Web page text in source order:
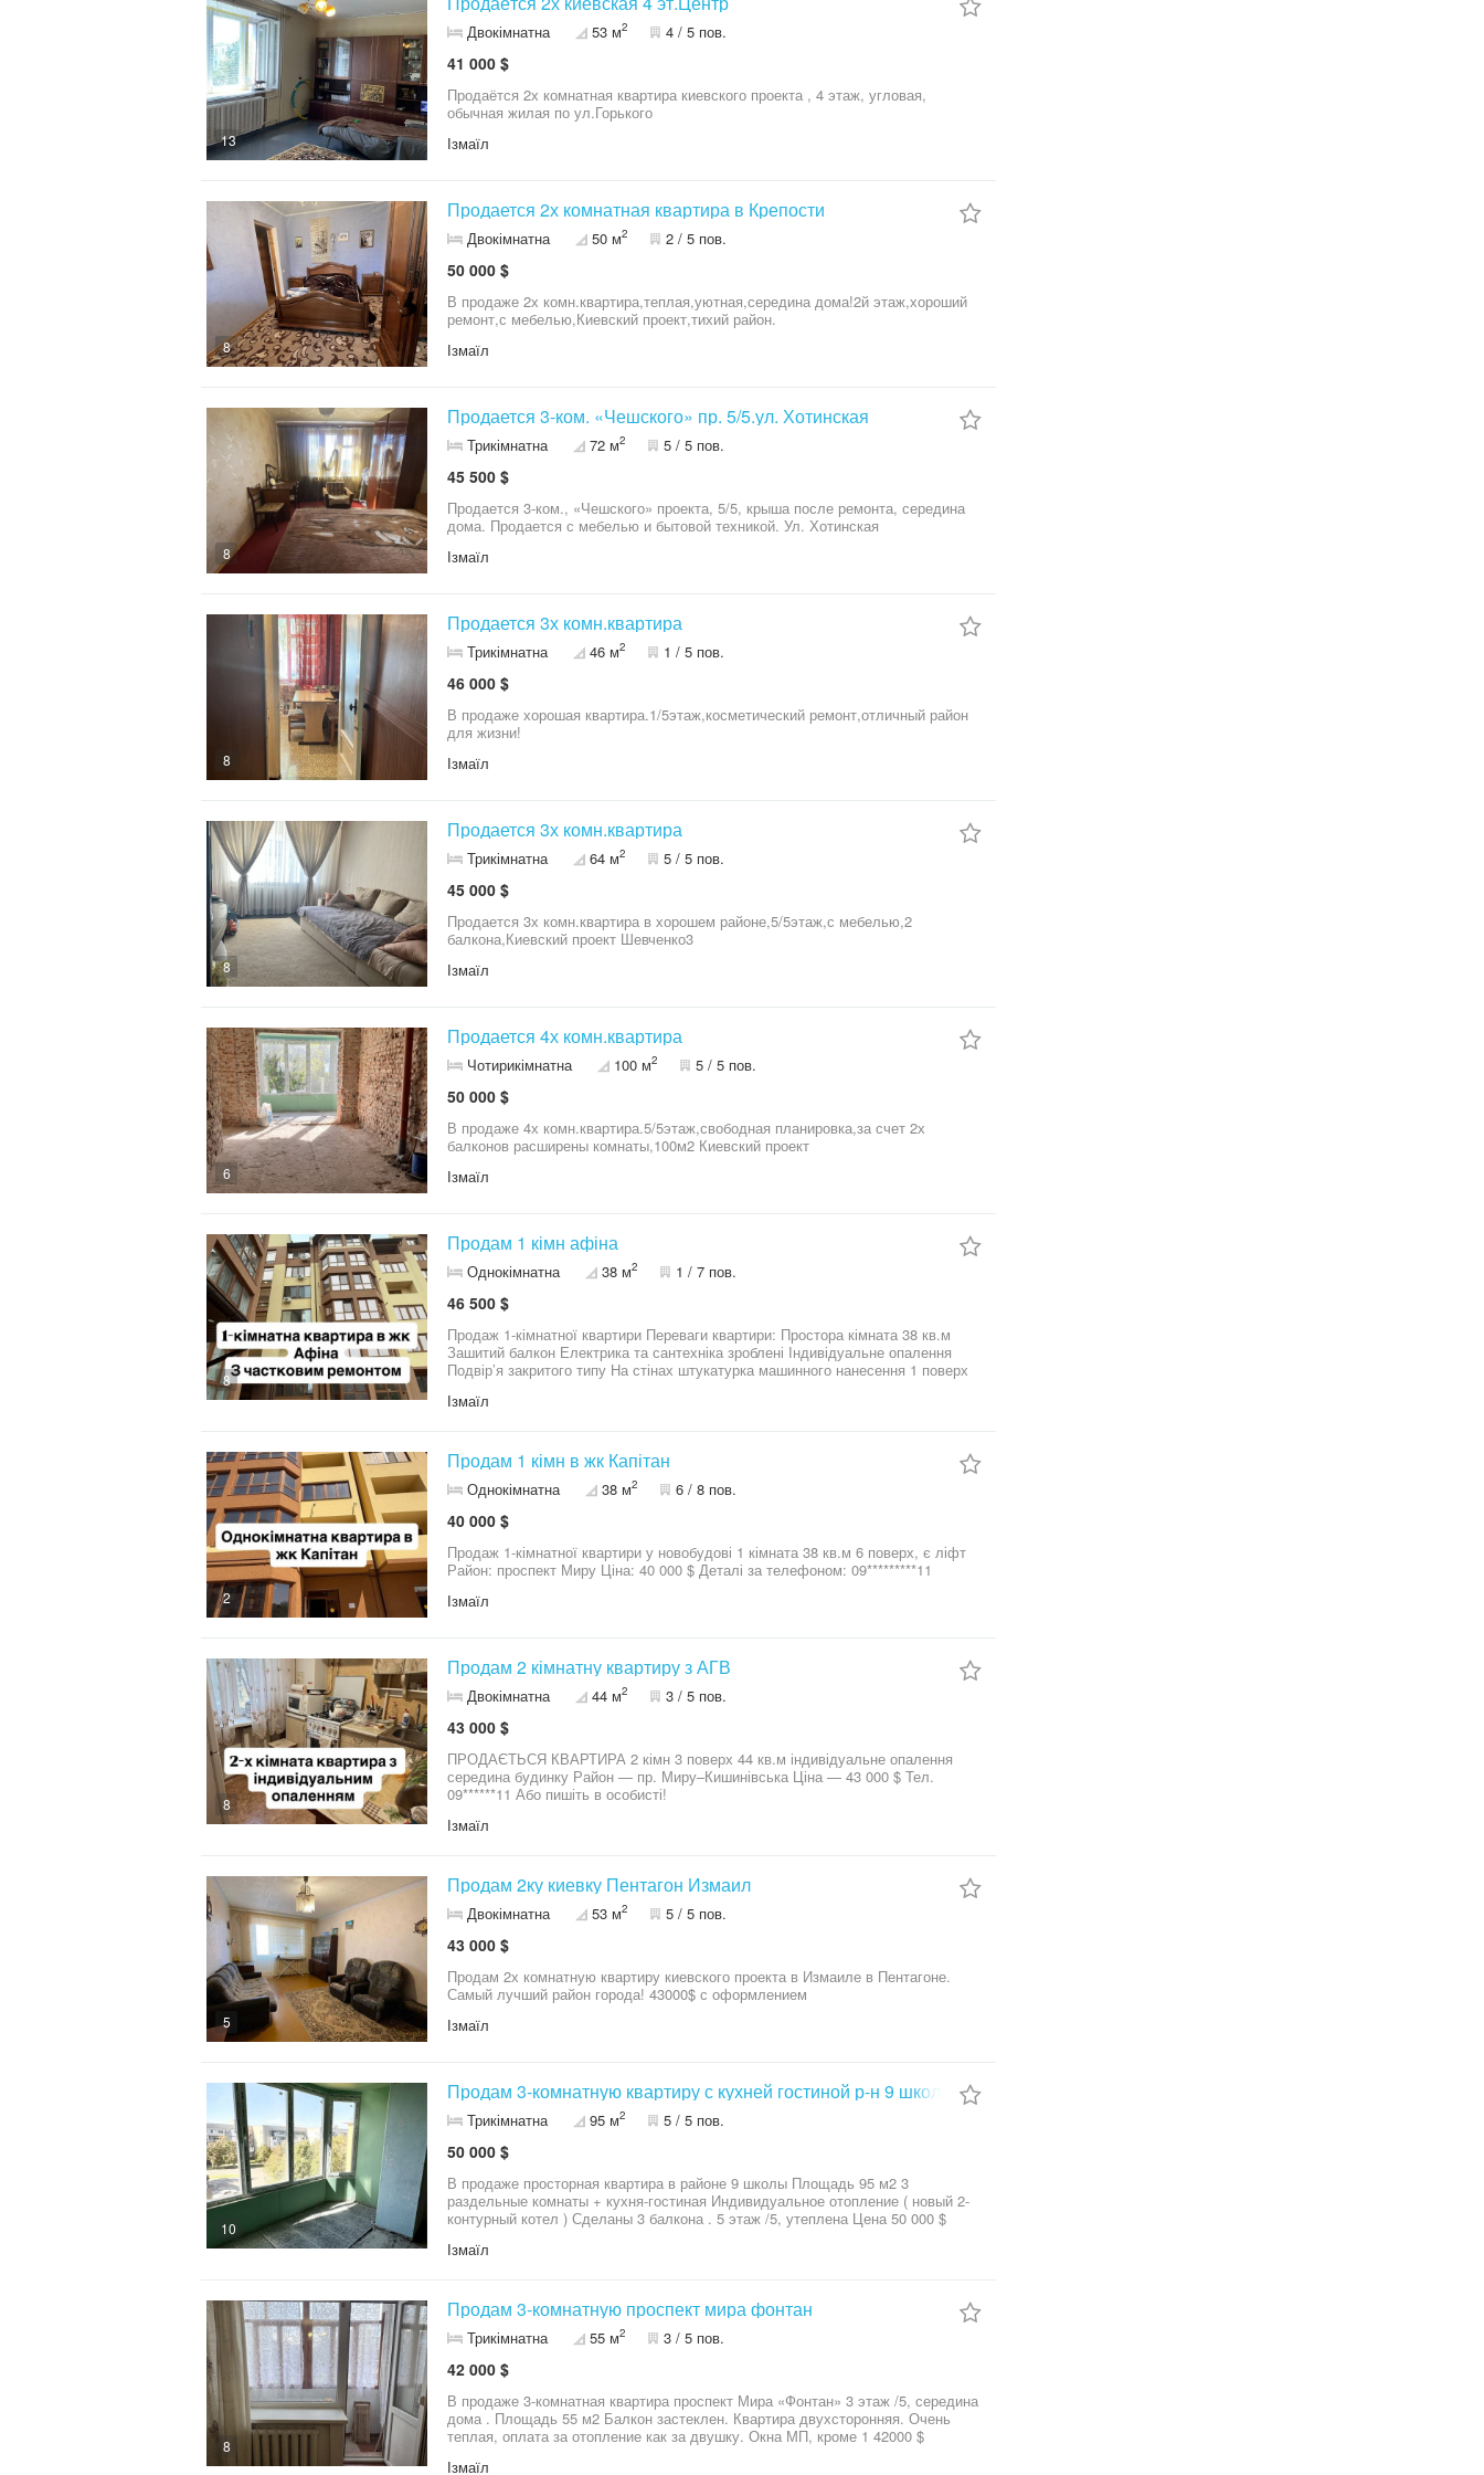
13
Двокімнатна 53 м2 4 / 5 пов.
41 000 $
Продаётся 2х комнатная квартира киевского проекта , 4 этаж, угловая,
обычная жилая по ул.Горького
Ізмаїл
8
Продается 2х комнатная квартира в Крепости
Двокімнатна 50 м2 2 / 5 пов.
50 000 $
В продаже 2х комн.квартира,теплая,уютная,середина дома!2й этаж,хороший
ремонт,с мебелью,Киевский проект,тихий район.
Ізмаїл
8
Продается 3-ком. «Чешского» пр. 5/5.ул. Хотинская
Трикімнатна 72 м2 5 / 5 пов.
45 500 $
Продается 3-ком., «Чешского» проекта, 5/5, крыша после ремонта, середина
дома. Продается с мебелью и бытовой техникой. Ул. Хотинская
Ізмаїл
8
Продается 3х комн.квартира
Трикімнатна 46 м2 1 / 5 пов.
46 000 $
В продаже хорошая квартира.1/5этаж,косметический ремонт,отличный район
для жизни!
Ізмаїл
8
Продается 3х комн.квартира
Трикімнатна 64 м2 5 / 5 пов.
45 000 $
Продается 3х комн.квартира в хорошем районе,5/5этаж,с мебелью,2
балкона,Киевский проект Шевченко3
Ізмаїл
6
Продается 4х комн.квартира
Чотирикімнатна 100 м2 5 / 5 пов.
50 000 $
В продаже 4х комн.квартира.5/5этаж,свободная планировка,за счет 2х
балконов расширены комнаты,100м2 Киевский проект
Ізмаїл
8
Продам 1 кімн афіна
Однокімнатна 38 м2 1 / 7 пов.
46 500 $
Продаж 1-кімнатної квартири Переваги квартири: Простора кімната 38 кв.м
Зашитий балкон Електрика та сантехніка зроблені Індивідуальне опалення
Подвір’я закритого типу На стінах штукатурка машинного нанесення 1 поверх
Ізмаїл
2
Продам 1 кімн в жк Капітан
Однокімнатна 38 м2 6 / 8 пов.
40 000 $
Продаж 1-кімнатної квартири у новобудові 1 кімната 38 кв.м 6 поверх, є ліфт
Район: проспект Миру Ціна: 40 000 $ Деталі за телефоном: 09*********11
Ізмаїл
8
Продам 2 кімнатну квартиру з АГВ
Двокімнатна 44 м2 3 / 5 пов.
43 000 $
ПРОДАЄТЬСЯ КВАРТИРА 2 кімн 3 поверх 44 кв.м індивідуальне опалення
середина будинку Район — пр. Миру–Кишинівська Ціна — 43 000 $ Тел.
09******11 Або пишіть в особисті!
Ізмаїл
5
Продам 2ку киевку Пентагон Измаил
Двокімнатна 53 м2 5 / 5 пов.
43 000 $
Продам 2х комнатную квартиру киевского проекта в Измаиле в Пентагоне.
Самый лучший район города! 43000$ с оформлением
Ізмаїл
10
Продам 3-комнатную квартиру с кухней гостиной р-н 9 школа
Трикімнатна 95 м2 5 / 5 пов.
50 000 $
В продаже просторная квартира в районе 9 школы Площадь 95 м2 3
раздельные комнаты + кухня-гостиная Индивидуальное отопление ( новый 2-
контурный котел ) Сделаны 3 балкона . 5 этаж /5, утеплена Цена 50 000 $
Ізмаїл
8
Продам 3-комнатную проспект мира фонтан
Трикімнатна 55 м2 3 / 5 пов.
42 000 $
В продаже 3-комнатная квартира проспект Мира «Фонтан» 3 этаж /5, середина
дома . Площадь 55 м2 Балкон застеклен. Квартира двухсторонняя. Очень
теплая, оплата за отопление как за двушку. Окна МП, кроме 1 42000 $
Ізмаїл